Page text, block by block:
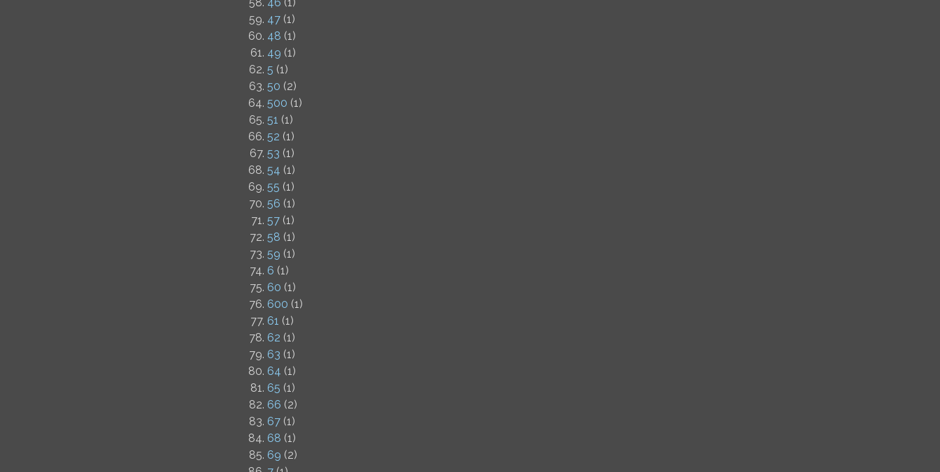
47 (1)
48 (1)
49 (1)
5 (1)
50 (2)
500 (1)
51 (1)
52 (1)
53 (1)
54 (1)
55 (1)
56 (1)
57 (1)
58 (1)
59 (1)
6 (1)
60 (1)
600 (1)
61 (1)
62 (1)
63 (1)
64 (1)
65 (1)
66 (2)
67 (1)
68 (1)
69 (2)